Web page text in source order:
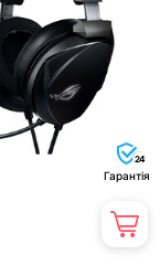
24
Гарантія